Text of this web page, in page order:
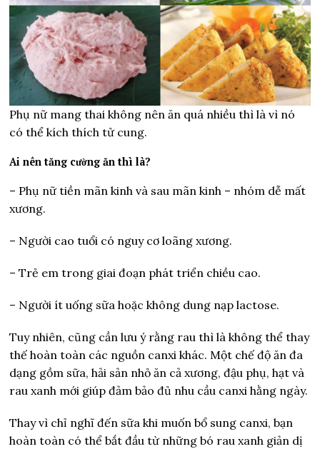
Phụ nữ mang thai không nên ăn quá nhiều thì là vì nó
có thể kích thích tử cung.
Ai nên tăng cường ăn thì là?
– Phụ nữ tiền mãn kinh và sau mãn kinh – nhóm dễ mất
xương.
– Người cao tuổi có nguy cơ loãng xương.
– Trẻ em trong giai đoạn phát triển chiều cao.
– Người ít uống sữa hoặc không dung nạp lactose.
Tuy nhiên, cũng cần lưu ý rằng rau thì là không thể thay
thế hoàn toàn các nguồn canxi khác. Một chế độ ăn đa
dạng gồm sữa, hải sản nhỏ ăn cả xương, đậu phụ, hạt và
rau xanh mới giúp đảm bảo đủ nhu cầu canxi hằng ngày.
Thay vì chỉ nghĩ đến sữa khi muốn bổ sung canxi, bạn
hoàn toàn có thể bắt đầu từ những bó rau xanh giản dị